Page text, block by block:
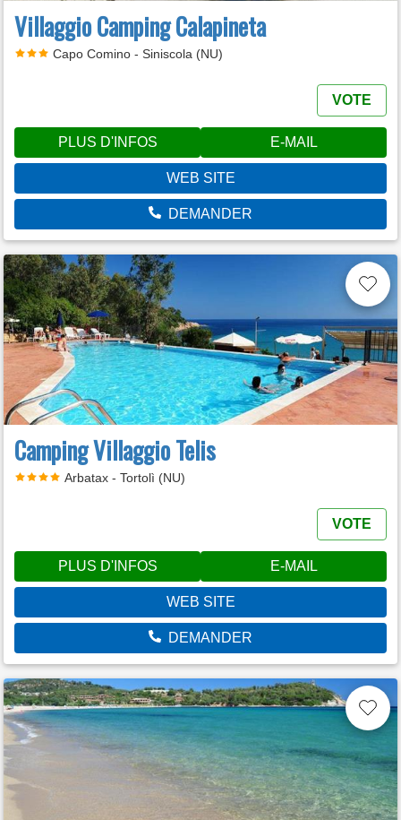
Villaggio Camping Calapineta
Capo Comino - Siniscola (NU)
VOTE
PLUS D'INFOS E-MAIL
WEB SITE
DEMANDER
Camping Villaggio Telis
Arbatax - Tortolì (NU)
VOTE
PLUS D'INFOS E-MAIL
WEB SITE
DEMANDER